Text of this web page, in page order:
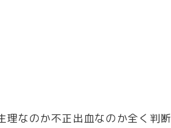
理なのか不正出血なのか全く判断